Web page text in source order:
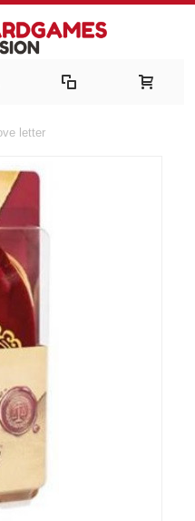
letter